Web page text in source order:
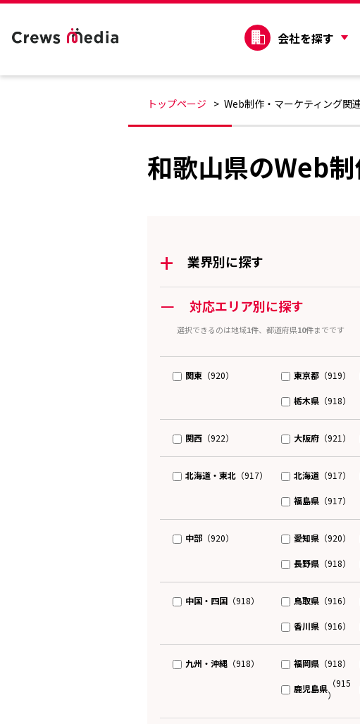
会社を探す
トップページ Web制作・マーケティング関
和歌山県のWeb
+ 業界別に探す
ー 対応エリア別に探す
選択できるのは地域1件、都道府県10件までです
関東 （920） 東京都（919）
栃木県（918）
関西 （922） 大阪府（921）
北海道・東北 （917） 北海道（917）
福島県（917）
中部 （920） 愛知県（920）
長野県（918）
中国・四国 （918） 鳥取県（916）
香川県（916）
九州・沖縄 （918） 福岡県（918）
鹿児島県 （915
）